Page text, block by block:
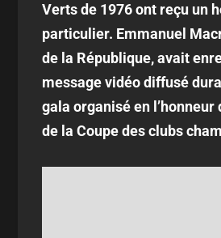
Verts de 1976 ont reçu un
particulier. Emmanuel
de la République, avait
message vidéo diffusé
gala organisé en
de la Coupe des clubs